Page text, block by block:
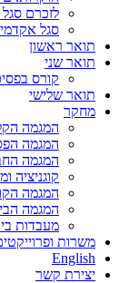
לזכרם
סגל
תואר ראשון
תואר שני
קורס
תואר שלישי
מחקר
המגמה
המגמה
המגמה
קוגניציה
המגמה
המגמה
מעבדות
משרות
English
יצירת קשר